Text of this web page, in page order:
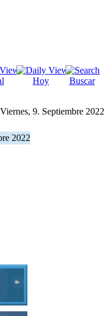
Hoy Buscar
Viernes, 9. Septiembre 2022
2022